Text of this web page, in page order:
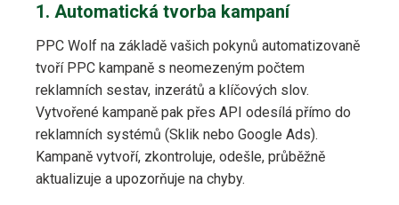
1. Automatická tvorba kampaní
PPC Wolf na základě vašich pokynů automatizovaně
tvoří PPC kampaně s neomezeným počtem
reklamních sestav, inzerátů a klíčových slov.
Vytvořené kampaně pak přes API odesílá přímo do
reklamních systémů (Sklik nebo Google Ads).
Kampaně vytvoří, zkontroluje, odešle, průběžně
aktualizuje a upozorňuje na chyby.